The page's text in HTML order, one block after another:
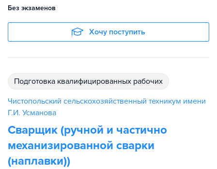
Без экзаменов
Хочу поступить
подготовка квалифицированных рабочих
Чистопольский сельскохозяйственный техникум имени
Г.И. Усманова
Сварщик (ручной и частично
механизированной сварки
(наплавки))